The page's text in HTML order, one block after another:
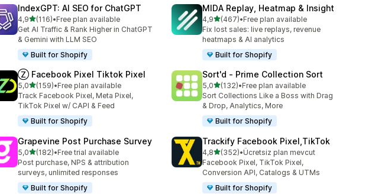
IndexGPT: AI SEO for ChatGPT
4,95 yıldız üzerinden
(116)
toplam 116 değerlendirme
•Free plan available
Get AI Traffic & Rank Higher in ChatGPT
& Gemini with LLM SEO
Built for Shopify
MIDA Replay, Heatmap & Insight
4,95 yıldız üzerinden
(467)
toplam 467 değerlendirme
•Free plan available
Fix lost sales: live replays, revenue
heatmaps & AI analytics
Built for Shopify
Ⓩ Facebook Pixel Tiktok Pixel
5,05 yıldız üzerinden
(159)
toplam 159 değerlendirme
•Free plan available
Track Facebook Pixel, Meta Pixel,
TikTok Pixel w/ CAPI & Feed
Built for Shopify
Sort'd ‑ Prime Collection Sort
5,05 yıldız üzerinden
(132)
toplam 132 değerlendirme
•Free plan available
Sort Collections Like a Boss with Drag
& Drop, Analytics, More
Built for Shopify
Grapevine Post Purchase Survey
5,05 yıldız üzerinden
(182)
toplam 182 değerlendirme
•Free trial available
Post purchase, NPS & attribution
surveys, unlimited responses
Built for Shopify
Trackify Facebook Pixel,TikTok
4,85 yıldız üzerinden
(352)
toplam 352 değerlendirme
•Ücretsiz plan mevcut
Facebook Pixel, TikTok Pixel,
Conversion API, Catalogs & UTMs
Built for Shopify